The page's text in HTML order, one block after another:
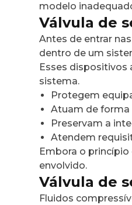
modelo
Válvula de
Antes de entrar
dentro de um
Esses
sistema.
Protegem
Atuam de
Preservam a
Atendem
Embora o
envolvido.
Válvula de
Fluidos